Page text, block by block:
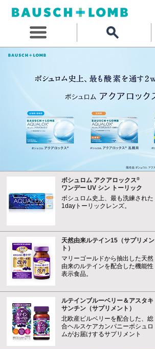
ボシュロム アクアロックス®
ワンデー UV シン トーリック
ボシュロム史上、最も洗練された
1dayトーリックレンズ。
天然由来ルテイン15（サプリメン
ト）
マリーゴールドから抽出した天然
由来のルテインを配合した機能性
表示食品。
ルテインブルーベリー＆アスタキ
サンチン（サプリメント）
北欧産ビルベリーを配合した、総
合ヘルスケアカンパニーボシュロ
ムがお届けするサプリメント